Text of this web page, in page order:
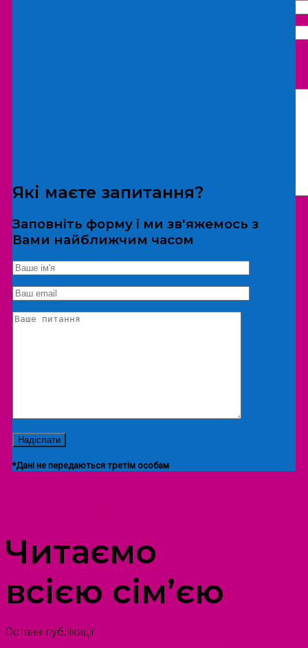
*Дані не передаються третім особам
Екскурсія/локація
Які маєте запитання?
Заповніть форму і ми зв'яжемось з
Вами найближчим часом
*Дані не передаються третім особам
Читаємо
всією сім’єю
Останні публікації